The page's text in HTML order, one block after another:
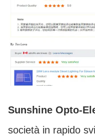
Sunshine Opto-
società in rapido